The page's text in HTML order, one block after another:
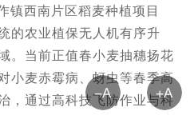
镇西南片区稻麦种植项目
的农业植保无人机有序升
。当前正值春小麦抽穗扬花
小麦赤霉病、蚜虫等春季高
，通过高科技飞防作业与科